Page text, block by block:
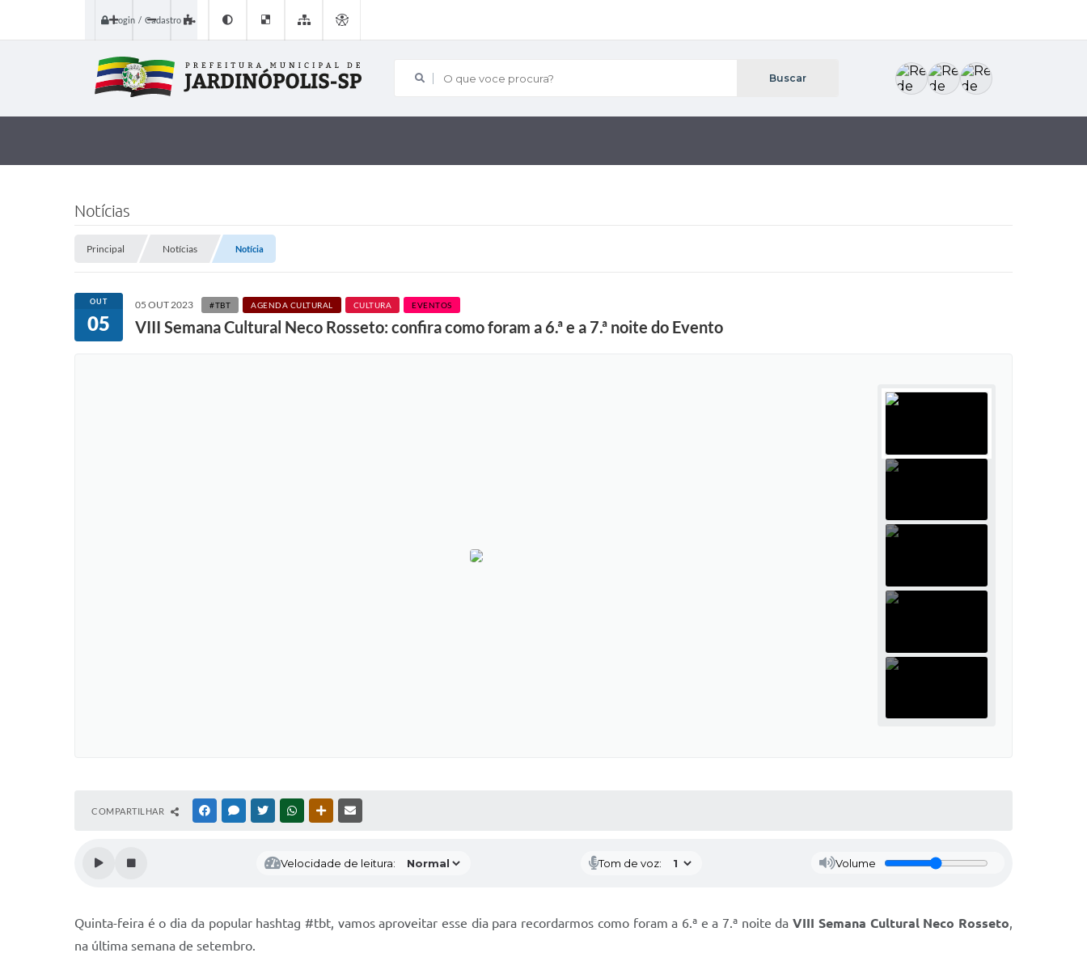
Login / Cadastro
O que voce procura?
Notícias
Principal Notícias Notícia
OUT
05
05 OUT 2023 #TBT AGENDA CULTURAL CULTURA EVENTOS
VIII Semana Cultural Neco Rosseto: confira como foram a 6.ª e a 7.ª noite do Evento
COMPARTILHAR FACEBOOKMESSENGER
TWITTERWHATSAPPOUTRAS MÍDIAS
Velocidade de leitura: Tom de voz: Volume
Quinta-feira é o dia da popular hashtag #tbt, vamos aproveitar esse dia para recordarmos como foram a 6.ª e a 7.ª noite daVIII Semana Cultural Neco Rosseto
na última semana de setembro.